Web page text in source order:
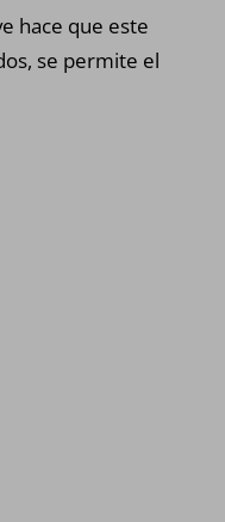
hace que este
se permite el